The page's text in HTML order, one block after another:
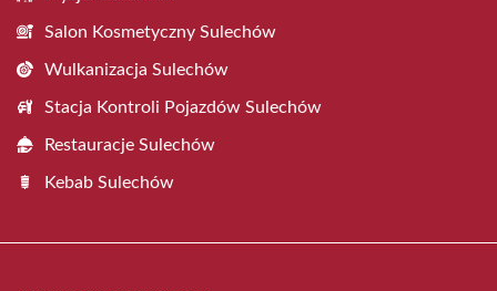
Salon Kosmetyczny Sulechów
Wulkanizacja Sulechów
Stacja Kontroli Pojazdów Sulechów
Restauracje Sulechów
Kebab Sulechów